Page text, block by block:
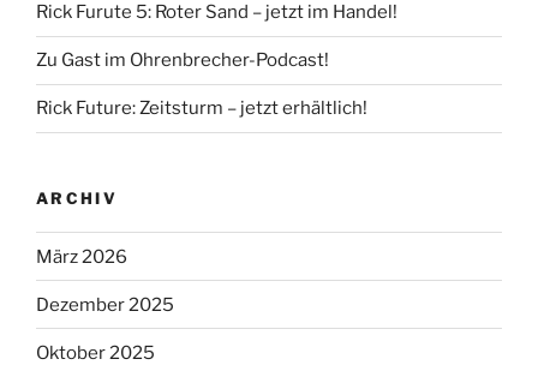
Rick Furute 5: Roter Sand – jetzt im Handel!
Zu Gast im Ohrenbrecher-Podcast!
Rick Future: Zeitsturm – jetzt erhältlich!
ARCHIV
März 2026
Dezember 2025
Oktober 2025